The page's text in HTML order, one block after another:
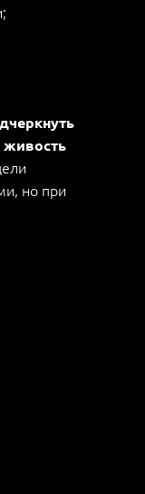
живость
но при